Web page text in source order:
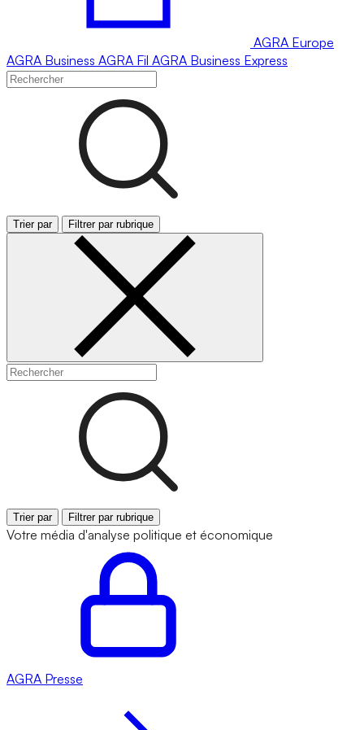
AGRA Europe
AGRA Business AGRA Fil AGRA Business Express
Trier par Filtrer par rubrique
Trier par Filtrer par rubrique
Votre média d'analyse politique et économique
AGRA Presse